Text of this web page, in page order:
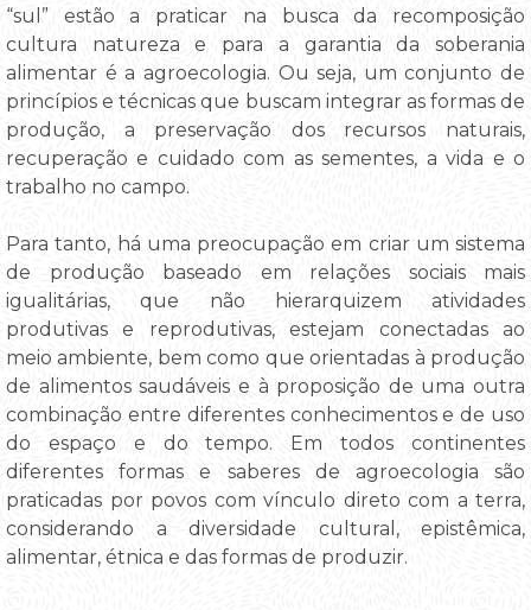
“sul” estão a praticar na busca da recomposição
cultura natureza e para a garantia da soberania
alimentar é a agroecologia. Ou seja, um conjunto de
princípios e técnicas que buscam integrar as formas de
produção, a preservação dos recursos naturais,
recuperação e cuidado com as sementes, a vida e o
trabalho no campo.
Para tanto, há uma preocupação em criar um sistema
de produção baseado em relações sociais mais
igualitárias, que não hierarquizem atividades
produtivas e reprodutivas, estejam conectadas ao
meio ambiente, bem como que orientadas à produção
de alimentos saudáveis e à proposição de uma outra
combinação entre diferentes conhecimentos e de uso
do espaço e do tempo. Em todos continentes
diferentes formas e saberes de agroecologia são
praticadas por povos com vínculo direto com a terra,
considerando a diversidade cultural, epistêmica,
alimentar, étnica e das formas de produzir.